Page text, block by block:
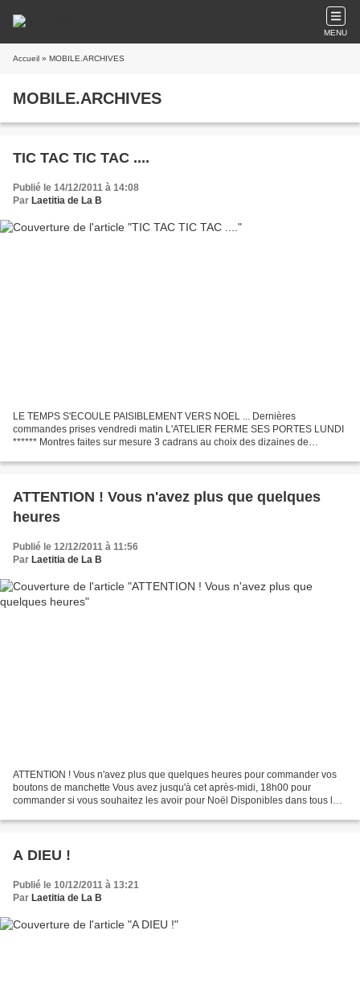
MENU
Accueil » MOBILE.ARCHIVES
MOBILE.ARCHIVES
TIC TAC TIC TAC ....
Publié le 14/12/2011 à 14:08
Par Laetitia de La B
LE TEMPS S'ECOULE PAISIBLEMENT VERS NOEL ... Dernières
commandes prises vendredi matin L'ATELIER FERME SES PORTES LUNDI
****** Montres faites sur mesure 3 cadrans au choix des dizaines de
ATTENTION ! Vous n'avez plus que quelques
heures
Publié le 12/12/2011 à 11:56
Par Laetitia de La B
ATTENTION ! Vous n'avez plus que quelques heures pour commander vos
boutons de manchette Vous avez jusqu'à cet après-midi, 18h00 pour
commander si vous souhaitez les avoir pour Noël Disponibles dans tous les
A DIEU !
Publié le 10/12/2011 à 13:21
Par Laetitia de La B